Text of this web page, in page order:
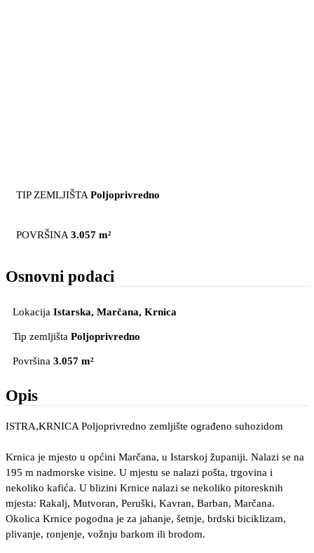
TIP ZEMLJIŠTA Poljoprivredno
POVRŠINA 3.057 m²
Osnovni podaci
Lokacija Istarska, Marčana, Krnica
Tip zemljišta Poljoprivredno
Površina 3.057 m²
Opis
ISTRA,KRNICA Poljoprivredno zemljište ograđeno suhozidom
Krnica je mjesto u općini Marčana, u Istarskoj županiji. Nalazi se na
195 m nadmorske visine. U mjestu se nalazi pošta, trgovina i
nekoliko kafića. U blizini Krnice nalazi se nekoliko pitoresknih
mjesta: Rakalj, Mutvoran, Peruški, Kavran, Barban, Marčana.
Okolica Krnice pogodna je za jahanje, šetnje, brdski biciklizam,
plivanje, ronjenje, vožnju barkom ili brodom.